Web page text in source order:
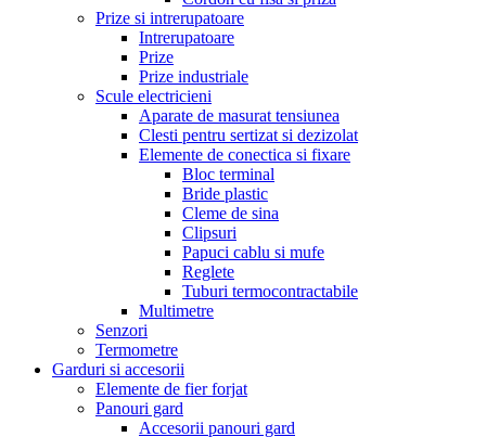
Prize si intrerupatoare
Intrerupatoare
Prize
Prize industriale
Scule electricieni
Aparate de masurat tensiunea
Clesti pentru sertizat si dezizolat
Elemente de conectica si fixare
Bloc terminal
Bride plastic
Cleme de sina
Clipsuri
Papuci cablu si mufe
Reglete
Tuburi termocontractabile
Multimetre
Senzori
Termometre
Garduri si accesorii
Elemente de fier forjat
Panouri gard
Accesorii panouri gard